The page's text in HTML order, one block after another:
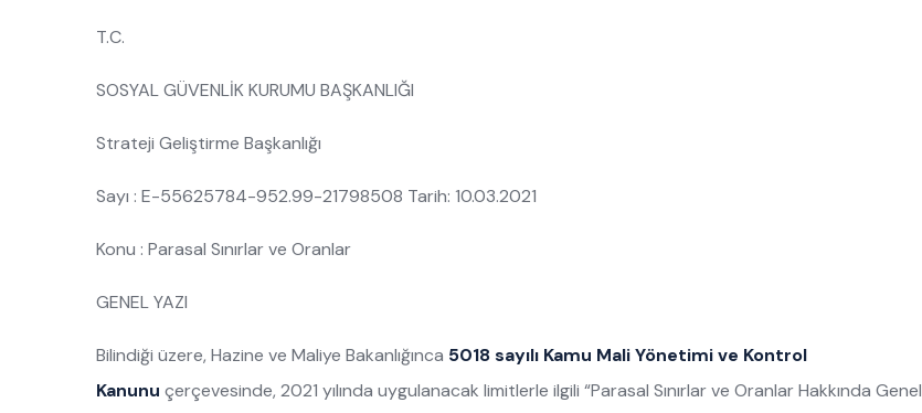
T.C.
SOSYAL GÜVENLİK KURUMU BAŞKANLIĞI
Strateji Geliştirme Başkanlığı
Sayı : E-55625784-952.99-21798508 Tarih: 10.03.2021
Konu : Parasal Sınırlar ve Oranlar
GENEL YAZI
Bilindiği üzere, Hazine ve Maliye Bakanlığınca 5018 sayılı Kamu Mali Yönetimi ve Kontrol
Kanunu çerçevesinde, 2021 yılında uygulanacak limitlerle ilgili “Parasal Sınırlar ve Oranlar Hakkında Genel